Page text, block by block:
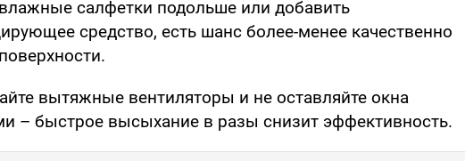
салфетки подольше или добавить
средство, есть шанс более-менее качественно
вытяжные вентиляторы и не оставляйте окна
– быстрое высыхание в разы снизит эффективность.